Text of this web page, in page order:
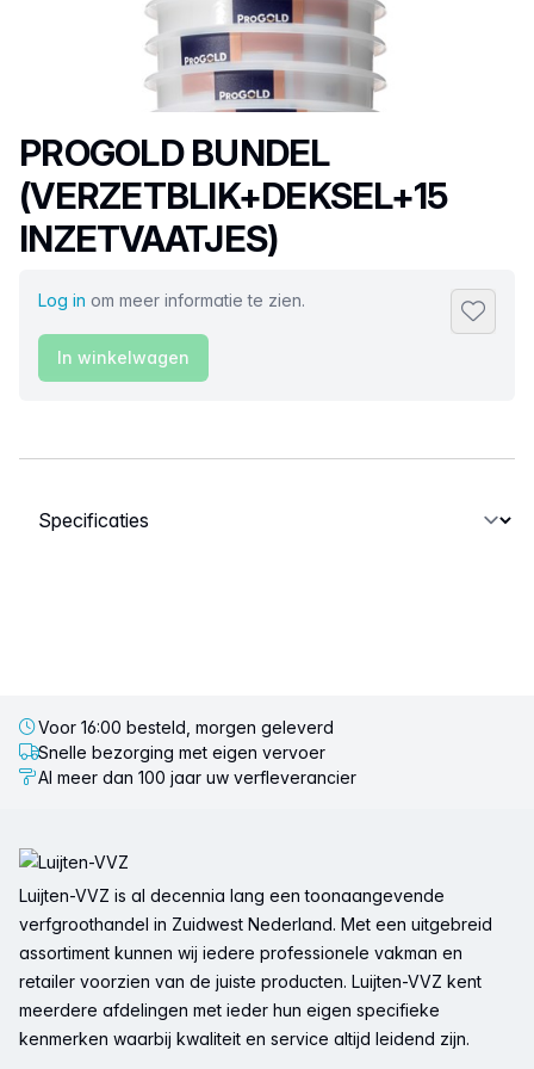
Productnaam
PROGOLD BUNDEL
(VERZETBLIK+DEKSEL+15
INZETVAATJES)
Log in om meer informatie te zien.
In winkelwagen
Selecteer een tabblad
Voor 16:00 besteld, morgen geleverd
Snelle bezorging met eigen vervoer
Al meer dan 100 jaar uw verfleverancier
Luijten-VVZ is al decennia lang een toonaangevende
verfgroothandel in Zuidwest Nederland. Met een uitgebreid
assortiment kunnen wij iedere professionele vakman en
retailer voorzien van de juiste producten. Luijten-VVZ kent
meerdere afdelingen met ieder hun eigen specifieke
kenmerken waarbij kwaliteit en service altijd leidend zijn.